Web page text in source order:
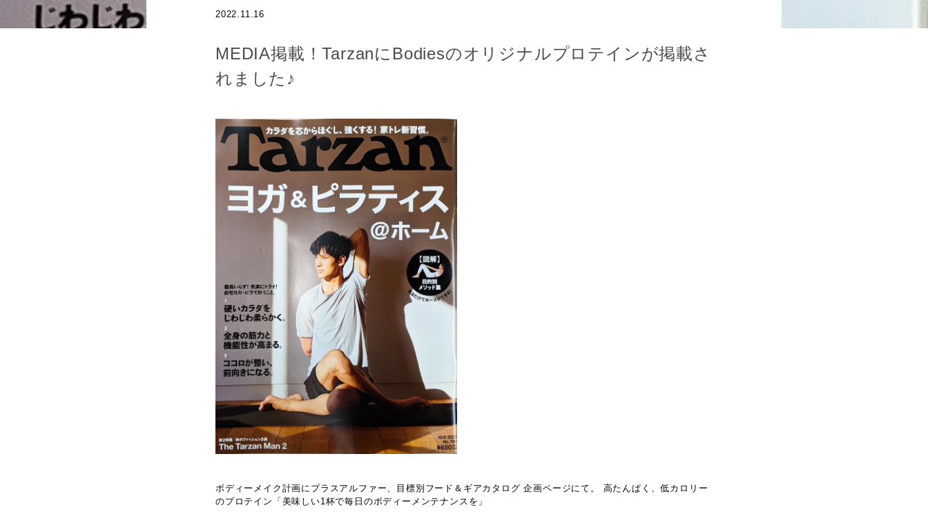
2022.11.16
MEDIA掲載！TarzanにBodiesのオリジナルプロテインが掲載さ
れました♪
ボディーメイク計画にプラスアルファー、目標別フード＆ギアカタログ 企画ページにて。 高たんぱく、低カロリー
のプロテイン「美味しい1杯で毎日のボディーメンテナンスを」